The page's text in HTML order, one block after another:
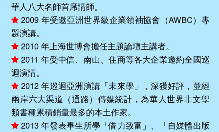
華人八大名師首席講師。
2009 年受邀亞洲世界級企業領袖協會（AWBC）專
題演講。
2010 年上海世博會擔任主題論壇主講者。
2011 年受中信、南山、住商等各大企業邀約全國巡
迴演講。
2012 年巡迴亞洲演講「未來學」，深獲好評，並經
兩岸六大渠道（通路）傳媒統計，為華人世界非文學
類書種累積銷量最多的本土作家。
2013 年發表畢生所學「借力致富」、「自媒體出版